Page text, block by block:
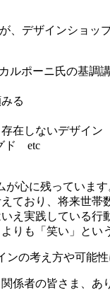
、デザインショ
ルポーニ氏の基調
る
在しないデザイン
ド etc
心に残っています
ており、将来世
え実践している行
りも「笑い」と
の考え方や可能
係者の皆さま、あ